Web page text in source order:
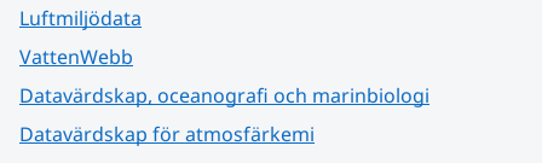
Luftmiljödata
VattenWebb
Datavärdskap, oceanografi och marinbiologi
Datavärdskap för atmosfärkemi